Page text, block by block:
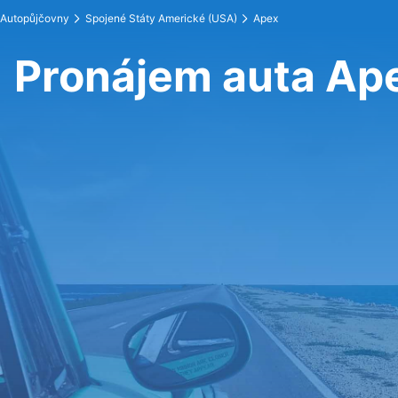
Autopůjčovny Spojené Státy Americké (USA) Apex
Pronájem auta